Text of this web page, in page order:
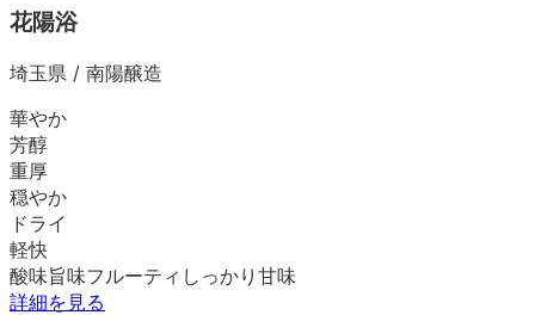
花陽浴
埼玉県 / 南陽醸造
華やか
芳醇
重厚
穏やか
ドライ
軽快
酸味旨味フルーティ しっかり 甘味
詳細を見る